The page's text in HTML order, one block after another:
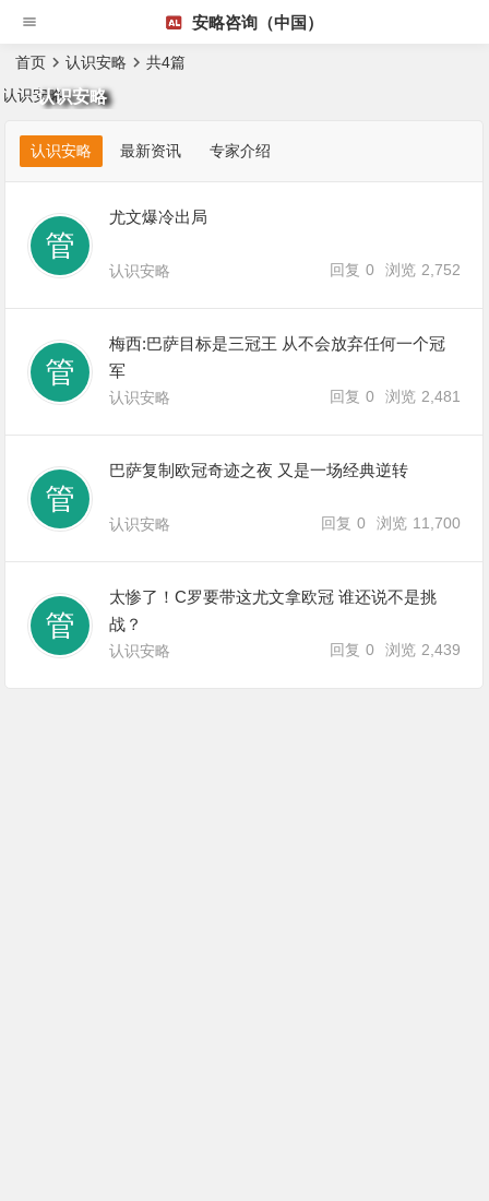
安略咨询（中国）
首页 认识安略 共4篇
认识安略
认识安略 最新资讯 专家介绍
尤文爆冷出局
认识安略 回复 0 浏览 2,752
梅西:巴萨目标是三冠王 从不会放弃任何一个冠
军
认识安略 回复 0 浏览 2,481
巴萨复制欧冠奇迹之夜 又是一场经典逆转
认识安略 回复 0 浏览 11,700
太惨了！C罗要带这尤文拿欧冠 谁还说不是挑
战？
认识安略 回复 0 浏览 2,439